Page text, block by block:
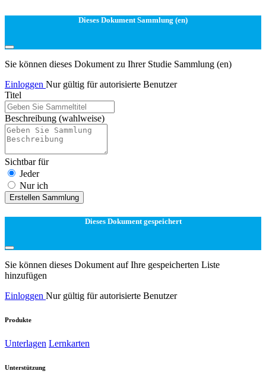
Dieses Dokument Sammlung (en)
Sie können dieses Dokument zu Ihrer Studie Sammlung (en)
Einloggen Nur gültig für autorisierte Benutzer
Titel
Beschreibung (wahlweise)
Sichtbar für
Jeder
Nur ich
Erstellen Sammlung
Dieses Dokument gespeichert
Sie können dieses Dokument auf Ihre gespeicherten Liste
hinzufügen
Einloggen Nur gültig für autorisierte Benutzer
Produkte
Unterlagen Lernkarten
Unterstützung